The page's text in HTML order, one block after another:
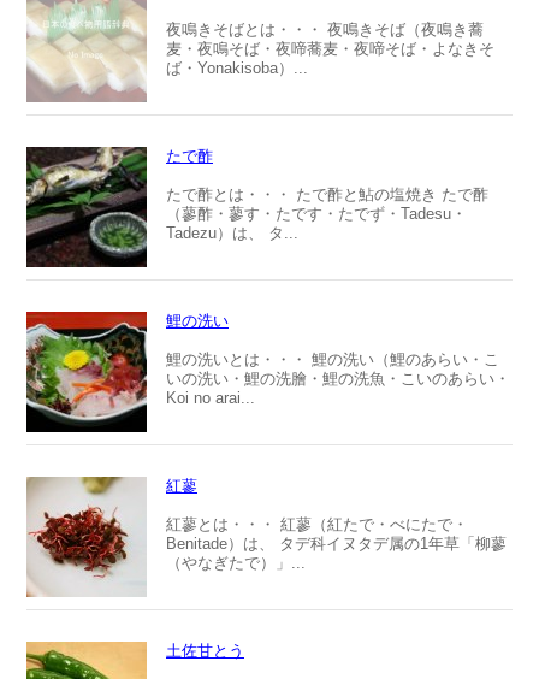
夜鳴きそばとは・・・ 夜鳴きそば（夜鳴き蕎
麦・夜鳴そば・夜啼蕎麦・夜啼そば・よなきそ
ば・Yonakisoba）...
たで酢
たで酢とは・・・ たで酢と鮎の塩焼き たで酢
（蓼酢・蓼す・たです・たでず・Tadesu・
Tadezu）は、 タ...
鯉の洗い
鯉の洗いとは・・・ 鯉の洗い（鯉のあらい・こ
いの洗い・鯉の洗膾・鯉の洗魚・こいのあらい・
Koi no arai...
紅蓼
紅蓼とは・・・ 紅蓼（紅たで・べにたで・
Benitade）は、 タデ科イヌタデ属の1年草「柳蓼
（やなぎたで）」...
土佐甘とう